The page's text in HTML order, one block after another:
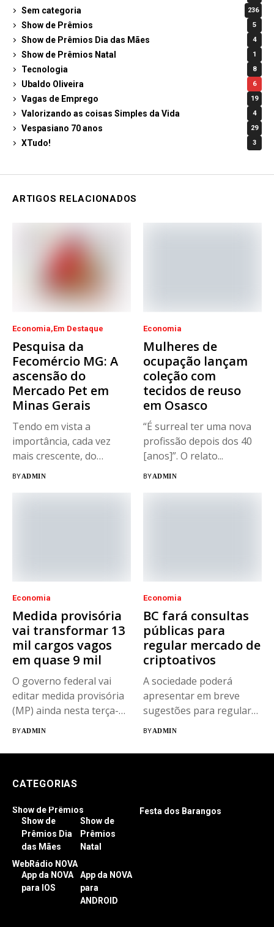
Sem categoria 236
Show de Prêmios 5
Show de Prêmios Dia das Mães 4
Show de Prêmios Natal 1
Tecnologia 8
Ubaldo Oliveira 6
Vagas de Emprego 19
Valorizando as coisas Simples da Vida 4
Vespasiano 70 anos 29
XTudo! 3
ARTIGOS RELACIONADOS
Economia Em Destaque
Pesquisa da
Fecomércio MG: A
ascensão do
Mercado Pet em
Minas Gerais
Tendo em vista a
importância, cada vez
mais crescente, do
segmento de...
BYADMIN
Economia
Mulheres de
ocupação lançam
coleção com
tecidos de reuso
em Osasco
“É surreal ter uma nova
profissão depois dos 40
[anos]”. O relato...
BYADMIN
Economia
Medida provisória
vai transformar 13
mil cargos vagos
em quase 9 mil
O governo federal vai
editar medida provisória
(MP) ainda nesta terça-
feira (18) para...
BYADMIN
Economia
BC fará consultas
públicas para
regular mercado de
criptoativos
A sociedade poderá
apresentar em breve
sugestões para regular
uma das principais...
BYADMIN
CATEGORIAS
Show de Prêmios
Show de
Prêmios Dia
das Mães
Show de
Prêmios
Natal
Festa dos Barangos
WebRádio NOVA
App da NOVA
para IOS
App da NOVA
para
ANDROID